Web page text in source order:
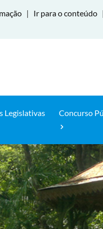
| Ir para o conteúdo |
Legislativas Concurso